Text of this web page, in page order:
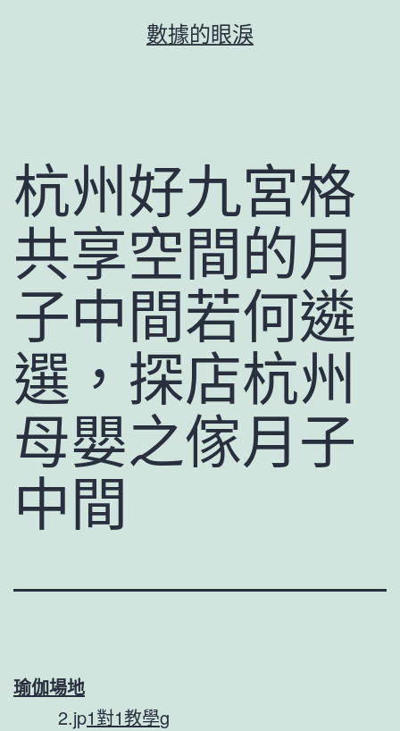
數據的眼淚
杭州好九宮格
共享空間的月
子中間若何遴
選，探店杭州
母嬰之傢月子
中間
瑜伽場地
2.jp1對1教學g